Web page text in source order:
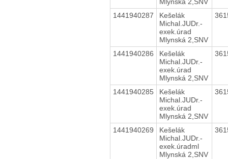
1441940287
Kešelák
Michal.JUDr.-
exek.úrad
Mlynská 2,SNV
1441940286
Kešelák
Michal.JUDr.-
exek.úrad
Mlynská 2,SNV
1441940285
Kešelák
Michal.JUDr.-
exek.úrad
Mlynská 2,SNV
1441940269
Kešelák
Michal.JUDr.-
exek.úradml
Mlynská 2,SNV